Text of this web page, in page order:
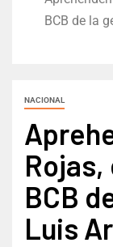
BCB de la
NACIONAL
BCB
Luis